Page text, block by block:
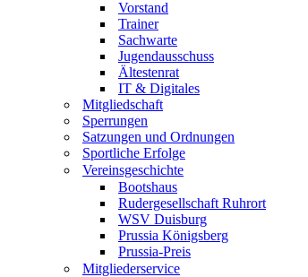
Vorstand
Trainer
Sachwarte
Jugendausschuss
Ältestenrat
IT & Digitales
Mitgliedschaft
Sperrungen
Satzungen und Ordnungen
Sportliche Erfolge
Vereinsgeschichte
Bootshaus
Rudergesellschaft Ruhrort
WSV Duisburg
Prussia Königsberg
Prussia-Preis
Mitgliederservice